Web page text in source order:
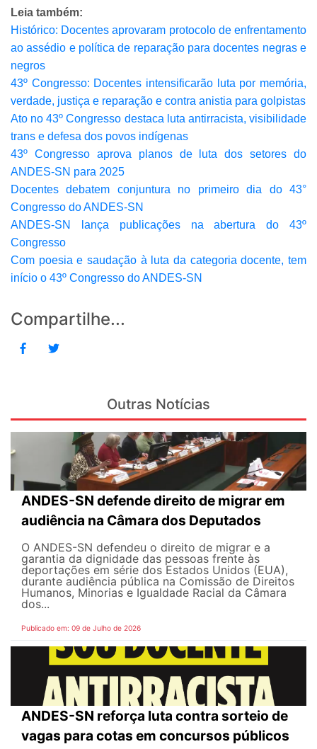
Leia também:
Histórico: Docentes aprovaram protocolo de enfrentamento
ao assédio e política de reparação para docentes negras e
negros
43º Congresso: Docentes intensificarão luta por memória,
verdade, justiça e reparação e contra anistia para golpistas
Ato no 43º Congresso destaca luta antirracista, visibilidade
trans e defesa dos povos indígenas
43º Congresso aprova planos de luta dos setores do
ANDES-SN para 2025
Docentes debatem conjuntura no primeiro dia do 43°
Congresso do ANDES-SN
ANDES-SN lança publicações na abertura do 43º
Congresso
Com poesia e saudação à luta da categoria docente, tem
início o 43º Congresso do ANDES-SN
Compartilhe...
Outras Notícias
ANDES-SN defende direito de migrar em
audiência na Câmara dos Deputados
O ANDES-SN defendeu o direito de migrar e a
garantia da dignidade das pessoas frente às
deportações em série dos Estados Unidos (EUA),
durante audiência pública na Comissão de Direitos
Humanos, Minorias e Igualdade Racial da Câmara
dos...
Publicado em: 09 de Julho de 2026
ANDES-SN reforça luta contra sorteio de
vagas para cotas em concursos públicos